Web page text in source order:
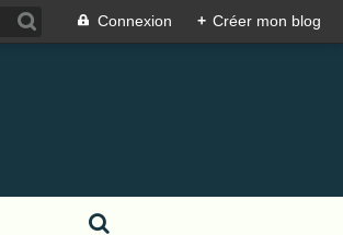
Connexion + Créer mon blog